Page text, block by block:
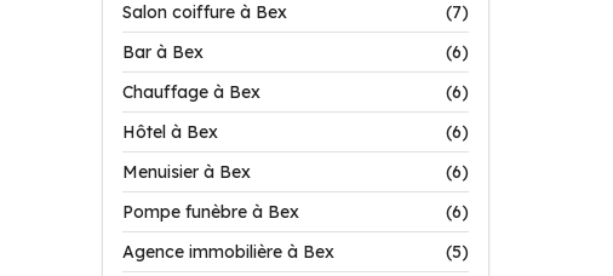
Salon coiffure à Bex
(7)
Bar à Bex
(6)
Chauffage à Bex
(6)
Hôtel à Bex
(6)
Menuisier à Bex
(6)
Pompe funèbre à Bex
(6)
Agence immobilière à Bex
(5)